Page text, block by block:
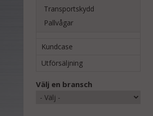
Transportskydd
Pallvågar
Kundcase
Utförsäljning
Välj en bransch